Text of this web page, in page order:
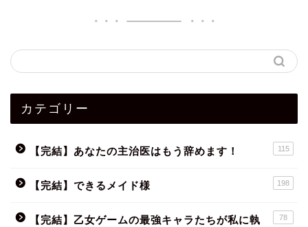
カテゴリー
【完結】あなたの主治医はもう辞めます！ 115
【完結】できるメイド様 198
【完結】乙女ゲームの最強キャラたちが私に執
78